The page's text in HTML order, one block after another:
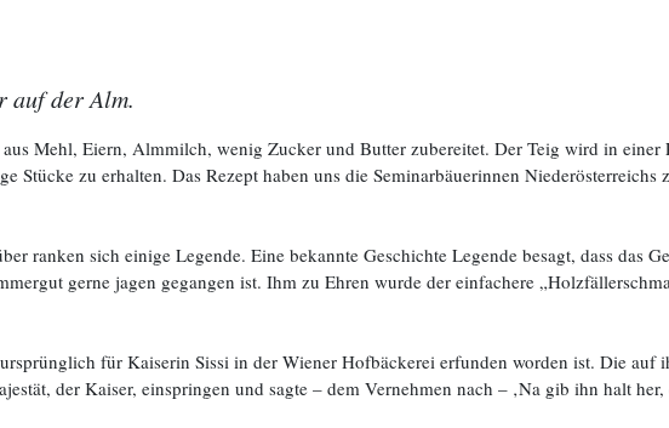
auf der Alm.
Mehl, Eiern, Almmilch, wenig Zucker und Butter zubereitet. Der Teig wird in einer
Stücke zu erhalten. Das Rezept haben uns die Seminarbäuerinnen Niederösterreichs
ranken sich einige Legende. Eine bekannte Geschichte Legende besagt, dass das
gerne jagen gegangen ist. Ihm zu Ehren wurde der einfachere
für Kaiserin Sissi in der Wiener Hofbäckerei erfunden worden ist. Die auf
der Kaiser, einspringen und sagte – dem Vernehmen nach – ‚Na gib ihn halt her,